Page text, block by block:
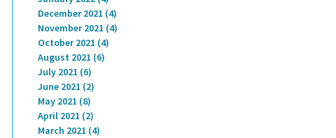
December 2021 (4)
November 2021 (4)
October 2021 (4)
August 2021 (6)
July 2021 (6)
June 2021 (2)
May 2021 (8)
April 2021 (2)
March 2021 (4)